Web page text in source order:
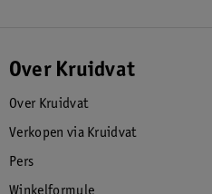
Over Kruidvat
Over Kruidvat
Verkopen via Kruidvat
Pers